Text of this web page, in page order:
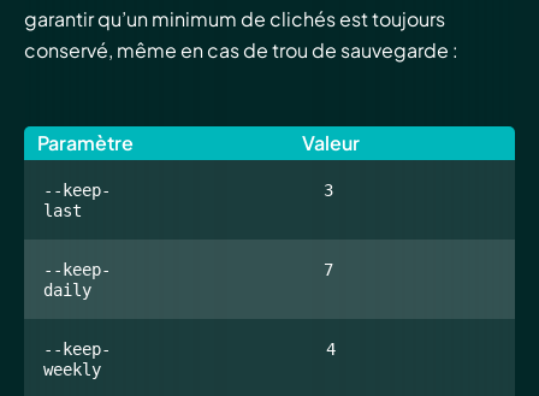
garantir qu’un minimum de clichés est toujours
conservé, même en cas de trou de sauvegarde :
Paramètre Valeur
--keep-
last
3
--keep-
daily
7
--keep-
weekly
4